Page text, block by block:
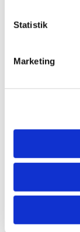
Statistik
Marketing
Tilmeld
Når du
give
Vi
Har du
Kontakt
Læs mere